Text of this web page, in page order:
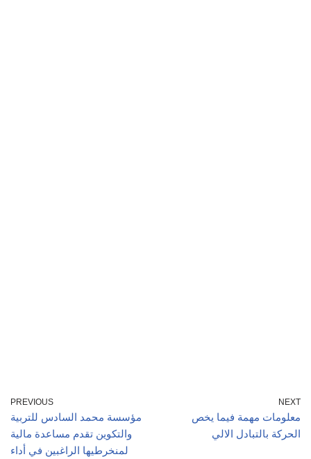
PREVIOUS
مؤسسة محمد السادس للتربية
والتكوين تقدم مساعدة مالية
لمنخرطيها الراغبين في أداء
NEXT
معلومات مهمة فيما يخص
الحركة بالتبادل الالي